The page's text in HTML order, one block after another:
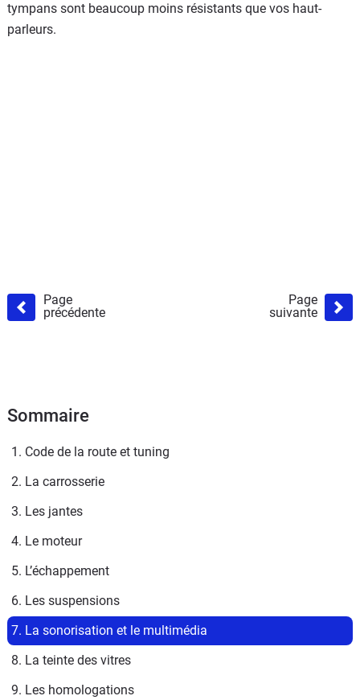
tympans sont beaucoup moins résistants que vos haut-
parleurs.
Page
précédente
Page
suivante
Sommaire
1. Code de la route et tuning
2. La carrosserie
3. Les jantes
4. Le moteur
5. L’échappement
6. Les suspensions
7. La sonorisation et le multimédia
8. La teinte des vitres
9. Les homologations